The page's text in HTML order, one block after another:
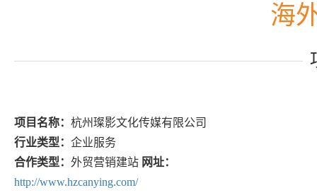
海
项目名称： 杭州璨影文化传媒有限公司
行业类型： 企业服务
合作类型： 外贸营销建站 网址：
http://www.hzcanying.com/